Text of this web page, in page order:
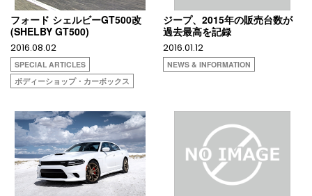
フォード シェルビーGT500改
(SHELBY GT500)
2016.08.02
SPECIAL ARTICLES
ボディーショップ・カーボックス
ジープ、2015年の販売台数が
過去最高を記録
2016.01.12
NEWS & INFORMATION